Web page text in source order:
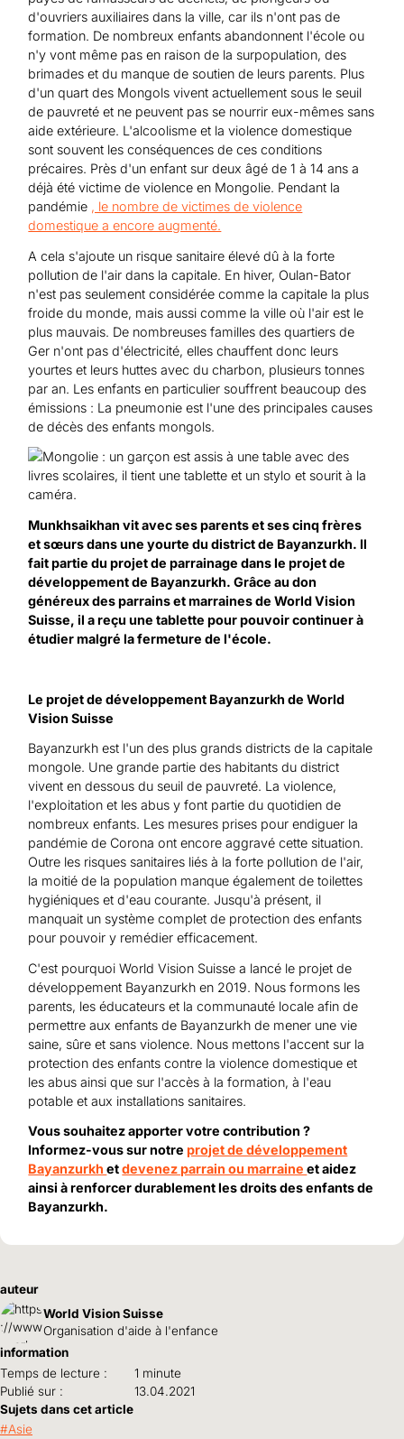
d'ouvriers auxiliaires dans la ville, car ils n'ont pas de
formation. De nombreux enfants abandonnent l'école ou
n'y vont même pas en raison de la surpopulation, des
brimades et du manque de soutien de leurs parents. Plus
d'un quart des Mongols vivent actuellement sous le seuil
de pauvreté et ne peuvent pas se nourrir eux-mêmes sans
aide extérieure. L'alcoolisme et la violence domestique
sont souvent les conséquences de ces conditions
précaires. Près d'un enfant sur deux âgé de 1 à 14 ans a
déjà été victime de violence en Mongolie. Pendant la
pandémie , le nombre de victimes de violence
domestique a encore augmenté.
A cela s'ajoute un risque sanitaire élevé dû à la forte
pollution de l'air dans la capitale. En hiver, Oulan-Bator
n'est pas seulement considérée comme la capitale la plus
froide du monde, mais aussi comme la ville où l'air est le
plus mauvais. De nombreuses familles des quartiers de
Ger n'ont pas d'électricité, elles chauffent donc leurs
yourtes et leurs huttes avec du charbon, plusieurs tonnes
par an. Les enfants en particulier souffrent beaucoup des
émissions : La pneumonie est l'une des principales causes
de décès des enfants mongols.
Munkhsaikhan vit avec ses parents et ses cinq frères
et sœurs dans une yourte du district de Bayanzurkh. Il
fait partie du projet de parrainage dans le projet de
développement de Bayanzurkh. Grâce au don
généreux des parrains et marraines de World Vision
Suisse, il a reçu une tablette pour pouvoir continuer à
étudier malgré la fermeture de l'école.
Le projet de développement Bayanzurkh de World
Vision Suisse
Bayanzurkh est l'un des plus grands districts de la capitale
mongole. Une grande partie des habitants du district
vivent en dessous du seuil de pauvreté. La violence,
l'exploitation et les abus y font partie du quotidien de
nombreux enfants. Les mesures prises pour endiguer la
pandémie de Corona ont encore aggravé cette situation.
Outre les risques sanitaires liés à la forte pollution de l'air,
la moitié de la population manque également de toilettes
hygiéniques et d'eau courante. Jusqu'à présent, il
manquait un système complet de protection des enfants
pour pouvoir y remédier efficacement.
C'est pourquoi World Vision Suisse a lancé le projet de
développement Bayanzurkh en 2019. Nous formons les
parents, les éducateurs et la communauté locale afin de
permettre aux enfants de Bayanzurkh de mener une vie
saine, sûre et sans violence. Nous mettons l'accent sur la
protection des enfants contre la violence domestique et
les abus ainsi que sur l'accès à la formation, à l'eau
potable et aux installations sanitaires.
Vous souhaitez apporter votre contribution ?
Informez-vous sur notreprojet de développement
Bayanzurkhetdevenez parrain ou marraineet aidez
ainsi à renforcer durablement les droits des enfants de
Bayanzurkh.
auteur
World Vision Suisse
Organisation d'aide à l'enfance
information
Temps de lecture :
1 minute
Publié sur :
13.04.2021
Sujets dans cet article
Asie